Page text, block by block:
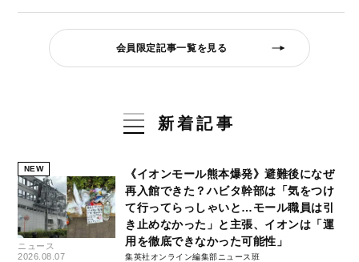
会員限定記事一覧を見る
新着記事
NEW
ニュース
2026.08.07
《イオンモール熊本爆発》避難後になぜ
再入館できた？ハビタ幹部は「気をつけ
て行ってらっしゃいと…モール職員は引
き止めなかった」と主張、イオンは「運
用を徹底できなかった可能性」
集英社オンライン編集部ニュース班